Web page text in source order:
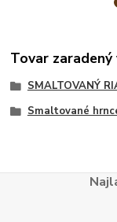
Tovar
SMALTOVANÝ
Smaltované